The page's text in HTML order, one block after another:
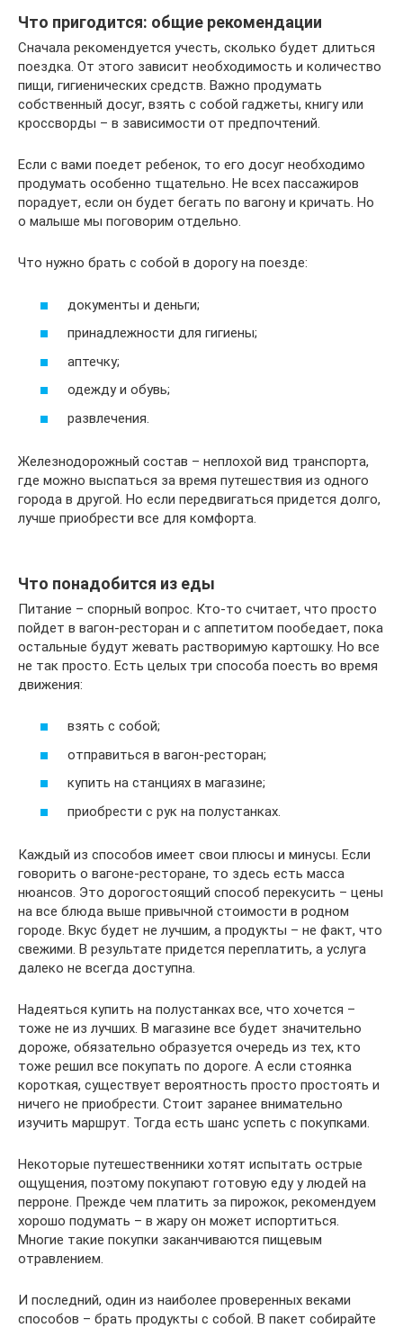
Что пригодится: общие рекомендации
Сначала рекомендуется учесть, сколько будет длиться
поездка. От этого зависит необходимость и количество
пищи, гигиенических средств. Важно продумать
собственный досуг, взять с собой гаджеты, книгу или
кроссворды – в зависимости от предпочтений.
Если с вами поедет ребенок, то его досуг необходимо
продумать особенно тщательно. Не всех пассажиров
порадует, если он будет бегать по вагону и кричать. Но
о малыше мы поговорим отдельно.
Что нужно брать с собой в дорогу на поезде:
документы и деньги;
принадлежности для гигиены;
аптечку;
одежду и обувь;
развлечения.
Железнодорожный состав – неплохой вид транспорта,
где можно выспаться за время путешествия из одного
города в другой. Но если передвигаться придется долго,
лучше приобрести все для комфорта.
Что понадобится из еды
Питание – спорный вопрос. Кто-то считает, что просто
пойдет в вагон-ресторан и с аппетитом пообедает, пока
остальные будут жевать растворимую картошку. Но все
не так просто. Есть целых три способа поесть во время
движения:
взять с собой;
отправиться в вагон-ресторан;
купить на станциях в магазине;
приобрести с рук на полустанках.
Каждый из способов имеет свои плюсы и минусы. Если
говорить о вагоне-ресторане, то здесь есть масса
нюансов. Это дорогостоящий способ перекусить – цены
на все блюда выше привычной стоимости в родном
городе. Вкус будет не лучшим, а продукты – не факт, что
свежими. В результате придется переплатить, а услуга
далеко не всегда доступна.
Надеяться купить на полустанках все, что хочется –
тоже не из лучших. В магазине все будет значительно
дороже, обязательно образуется очередь из тех, кто
тоже решил все покупать по дороге. А если стоянка
короткая, существует вероятность просто простоять и
ничего не приобрести. Стоит заранее внимательно
изучить маршрут. Тогда есть шанс успеть с покупками.
Некоторые путешественники хотят испытать острые
ощущения, поэтому покупают готовую еду у людей на
перроне. Прежде чем платить за пирожок, рекомендуем
хорошо подумать – в жару он может испортиться.
Многие такие покупки заканчиваются пищевым
отравлением.
И последний, один из наиболее проверенных веками
способов – брать продукты с собой. В пакет собирайте